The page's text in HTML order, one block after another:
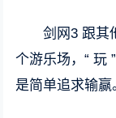
剑网3 跟其
个游乐场，“ 玩
是简单追求输赢